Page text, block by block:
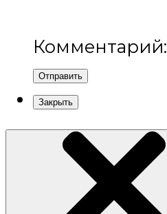
Комментарий:
Отправить
Закрыть